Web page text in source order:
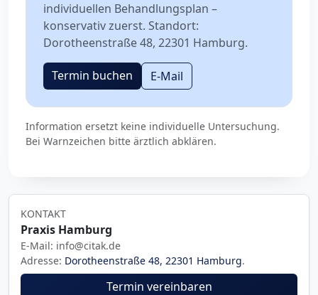
individuellen Behandlungsplan –
konservativ zuerst. Standort:
Dorotheenstraße 48, 22301 Hamburg.
Termin buchen E-Mail
Information ersetzt keine individuelle Untersuchung.
Bei Warnzeichen bitte ärztlich abklären.
KONTAKT
Praxis Hamburg
E-Mail: info@citak.de
Adresse: Dorotheenstraße 48, 22301 Hamburg.
Termin vereinbaren